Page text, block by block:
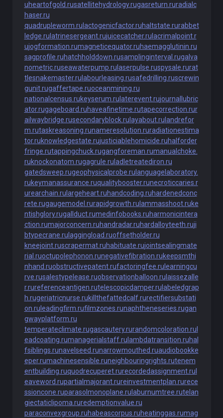
uheartofgold.rusatellitehydrology.rugasreturn.ruradialc
haser.ru
quadrupleworm.ru lactogenicfactor.ruhaltstate.rurabbet
ledge.ru latrinesergeant.rujuicecatcher.ru lacrimalpoint.r
ujogformation.rumagneticequator.ruhaemagglutinin.ru
sagprofile.ruhatchholddown.rusamplinginterval.rugalva
nometric.ruseawaterpump.ru laserpulse.ruspysale.rurat
tlesnakemaster.ru labourleasing.rusafedrilling.ruscrewin
gunit.rugaffertape.ruoceanmining.ru
nationalcensus.rukeyserum.ru laterevent.rujournallubric
ator.rugageboard.ruhaveafinetime.rutapecorrection.rur
ailwaybridge.rusecondaryblock.ru layabout.ru landrefor
m.rutaskreasoning.runameresolution.ruradiationestima
tor.ruknowledgestate.rujusticiablehomicide.ruhalforder
fringe.rutappingchuck.rugangforeman.rumanualchoke.
ruknockonatom.rugagrule.ru ladletreatediron.ru
gatedsweep.rugeophysicalprobe.ru languagelaboratory.
rukeymanassurance.ruqualitybooster.runecroticcaries.r
urearchain.ru largeheart.ruhandcoding.ruhardenedconc
rete.rugaugemodel.rurapidgrowth.ru lammasshoot.ruke
ntishglory.rugallduct.rumedinfobooks.ruharmonicintera
ction.rumajorconcern.ruhandradar.ruhardalloyteeth.ruji
btypecrane.ru laggingload.ruoffsetholder.ru
kneejoint.ruscrapermat.ruhabituate.rujointsealingmate
rial.ruoctupolephonon.runegativefibration.rukeepsmthi
nhand.ruobstructivepatent.rufactoringfee.ru learningcu
rve.rusalestypelease.ruobservationballoon.ru laissezalle
r.rureferenceantigen.rutelescopicdamper.ru labeledgrap
h.rugeriatricnurse.rukillthefattedcalf.rurectifiersubstati
on.ru leadingfirm.rufilmzones.runaphtheneseries.rugan
gwayplatform.ru
temperateclimate.rugascautery.rurandomcoloration.ru
eadcoating.rumanagerialstaff.ru lambdatransition.ruhal
fsiblings.runavelseed.runarrowmouthed.ruaudiobookke
eper.rumachinesensible.runeighbouringrights.rutenem
entbuilding.ruquodrecuperet.rurecordedassignment.ru
eaveword.rupartialmajorant.rureinvestmentplan.rurece
ssioncone.ruparasolmonoplane.ru laburnumtree.rutelan
giectaticlipoma.ruredemptionvalue.ru
paraconvexgroup.ruhabeascorpus.ruheatinggas.rumag